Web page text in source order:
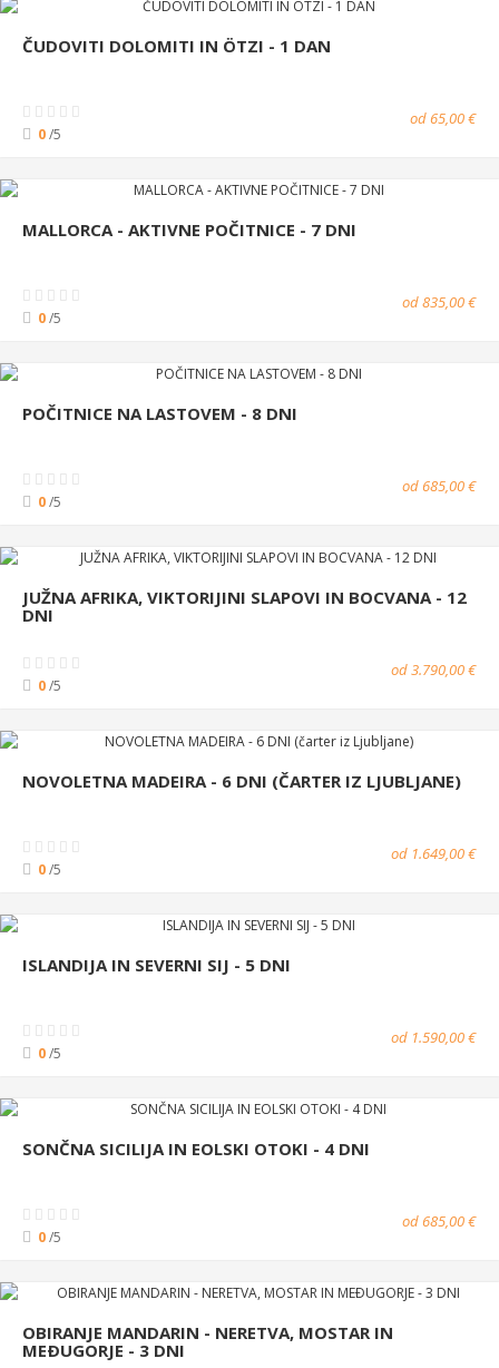
ČUDOVITI DOLOMITI IN ÖTZI - 1 DAN
0/5
od 65,00 €
MALLORCA - AKTIVNE POČITNICE - 7 DNI
0/5
od 835,00 €
POČITNICE NA LASTOVEM - 8 DNI
0/5
od 685,00 €
JUŽNA AFRIKA, VIKTORIJINI SLAPOVI IN BOCVANA - 12
DNI
0/5
od 3.790,00 €
NOVOLETNA MADEIRA - 6 DNI (ČARTER IZ LJUBLJANE)
0/5
od 1.649,00 €
ISLANDIJA IN SEVERNI SIJ - 5 DNI
0/5
od 1.590,00 €
SONČNA SICILIJA IN EOLSKI OTOKI - 4 DNI
0/5
od 685,00 €
OBIRANJE MANDARIN - NERETVA, MOSTAR IN
MEÐUGORJE - 3 DNI